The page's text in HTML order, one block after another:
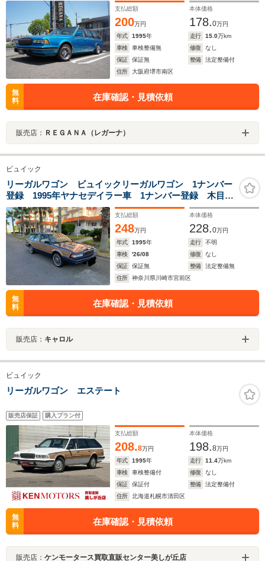
支払総額
200万円
本体価格
178.0万円
年式
1995年 走行 15.0万km
車検
車検整備無 修復
なし
保証
保証無 整備
法定整備付
住所
大阪府堺市南区
無
料
在庫確認・見積依頼
販売店： ＲＥＧＡＮＡ（レガーナ）
ビュイック
リーガルワゴン ビュイックリーガルワゴン 1ナンバー
登録 1995年ヤナセデイラー車 1ナンバー登録 木目張
替
支払総額
248万円
本体価格
228.0万円
年式
1995年 走行
不明
車検
'26/08 修復
なし
保証
保証無 整備
法定整備無
住所
神奈川県川崎市宮前区
無
料
在庫確認・見積依頼
販売店： キャロル
ビュイック
リーガルワゴン エステート
販売店保証 購入プラン付
支払総額
208.8万円
本体価格
198.8万円
年式
1995年 走行 11.4万km
車検
車検整備付 修復
なし
保証
保証付 整備
法定整備付
住所
北海道札幌市清田区
無
料
在庫確認・見積依頼
販売店： ケンモータース買取直販センター美しが丘店